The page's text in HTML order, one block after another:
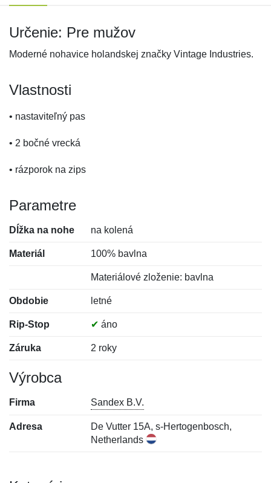
Určenie: Pre mužov
Moderné nohavice holandskej značky Vintage Industries.
Vlastnosti
• nastaviteľný pas
• 2 bočné vrecká
• rázporok na zips
Parametre
Dĺžka na nohe na kolená
Materiál 100% bavlna
Materiálové zloženie: bavlna
Obdobie letné
Rip-Stop ✔ áno
Záruka 2 roky
Výrobca
Firma Sandex B.V.
Adresa
De Vutter 15A, s-Hertogenbosch,
Netherlands